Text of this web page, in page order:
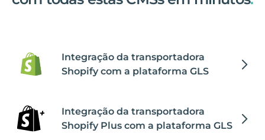
Integração da transportadora
Shopify com a plataforma GLS
Integração da transportadora
Shopify Plus com a plataforma GLS